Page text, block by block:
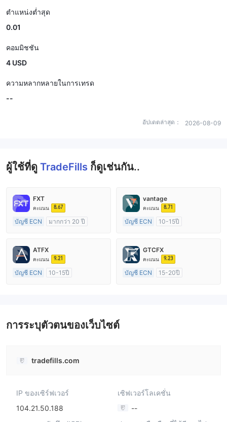
ตำแหน่งต่ำสุด
0.01
คอมมิชชัน
4 USD
ความหลากหลายในการเทรด
--
อัปเดตล่าสุด： 2026-08-09
ผู้ใช้ที่ดู TradeFills ก็ดูเช่นกัน..
FXT
คะแนน 8.67
บัญชี ECN
มากกว่า 20 ปี
ใบอนุญาต MT4 แบบเต็ม
vantage
คะแนน 8.71
บัญชี ECN
10-15ปี
ใบอนุญาต MT4 แบบเต็ม
ATFX
คะแนน 9.21
บัญชี ECN
10-15ปี
GTCFX
คะแนน 9.23
บัญชี ECN
15-20ปี
การระบุตัวตนของเว็บไซต์
tradefills.com
IP ของเซิร์ฟเวอร์
104.21.50.188
เซิฟเวอร์โลเคชั่น
--